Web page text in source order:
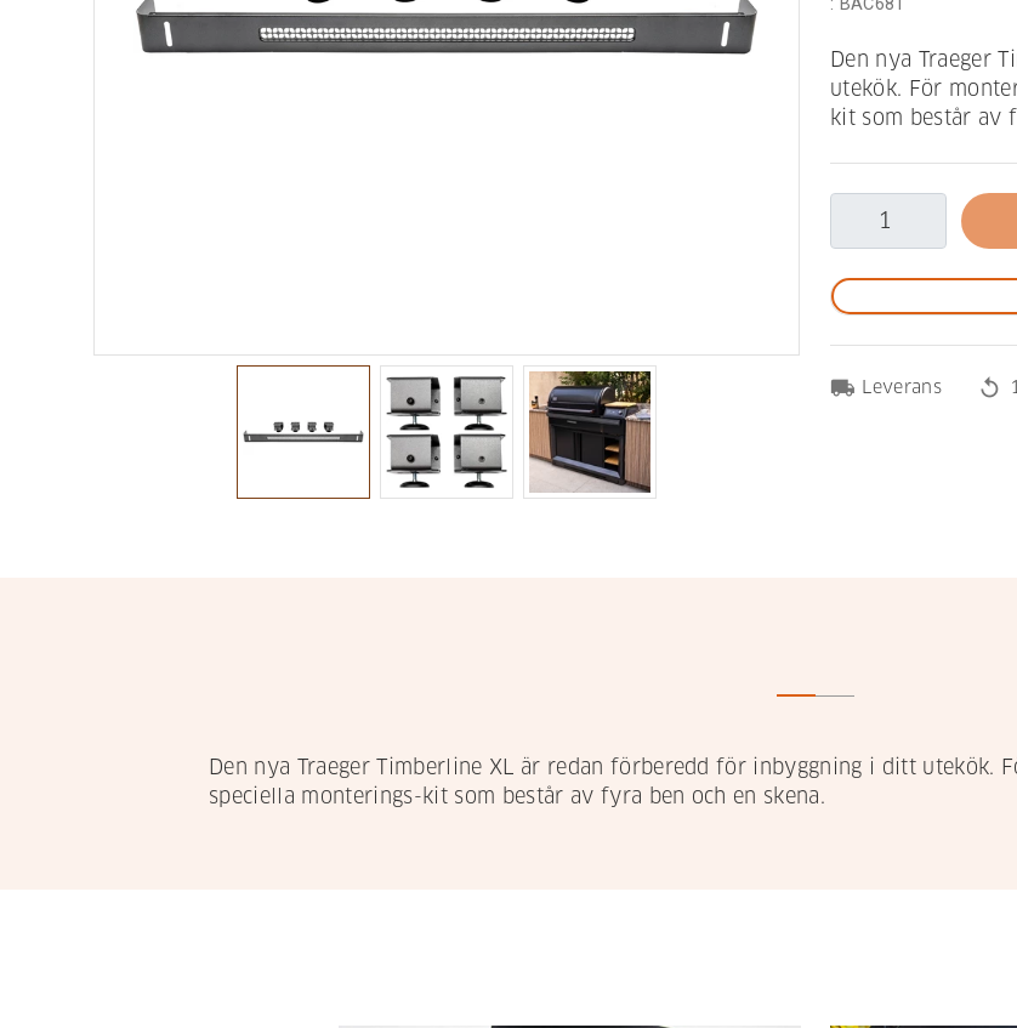
: BAC681
Den nya Traeger
utekök. För
kit som består av
local_shipping Leverans replay
Den nya Traeger Timberline XL är redan förberedd för inbyggning i ditt utekök.
speciella monterings-kit som består av fyra ben och en skena.